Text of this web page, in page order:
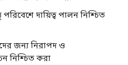
পরিবেশে দায়িত্ব পালন নিশ্চিত
জন্য নিরাপদ ও
নিশ্চিত করা